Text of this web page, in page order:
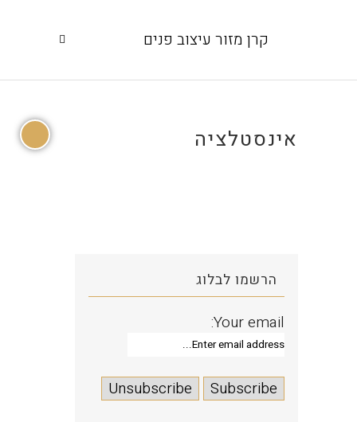
קרן מזור עיצוב פנים
אינסטלציה
הרשמו לבלוג
Your email: